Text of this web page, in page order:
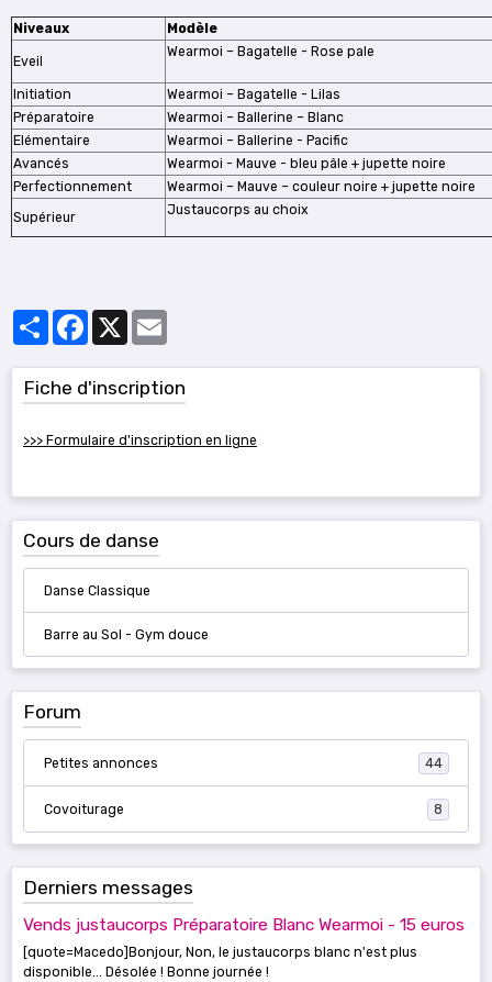
Niveaux Modèle
Eveil
Wearmoi – Bagatelle - Rose pale
Initiation
Wearmoi – Bagatelle - Lilas
Préparatoire
Wearmoi – Ballerine – Blanc
Elémentaire
Wearmoi – Ballerine - Pacific
Avancés
Wearmoi - Mauve - bleu pâle + jupette noire
Perfectionnement
Wearmoi – Mauve – couleur noire + jupette noire
Supérieur
Justaucorps au choix
PartagerFacebook
Fiche d'inscription
>>> Formulaire d'inscription en ligne
Cours de danse
Danse Classique
Barre au Sol - Gym douce
Forum
Petites annonces 44
Covoiturage 8
Derniers messages
Vends justaucorps Préparatoire Blanc Wearmoi - 15 euros
[quote=Macedo]Bonjour, Non, le justaucorps blanc n'est plus
disponible... Désolée ! Bonne journée !